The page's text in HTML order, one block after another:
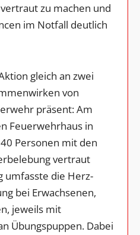
zu machen und
im Notfall deutlich
gleich an zwei
von
präsent: Am
Feuerwehrhaus in
Personen mit den
vertraut
umfasste die Herz-
bei Erwachsenen,
jeweils mit
Übungspuppen. Dabei